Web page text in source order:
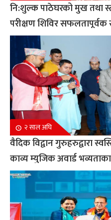
नि:शुल्क पाठेघरको मुख तथा
परीक्षण शिविर सफलतापूर्वक
२ साल अघि
वैदिक विद्वान गुरुहरुद्वारा
काव्य म्युजिक अवार्ड